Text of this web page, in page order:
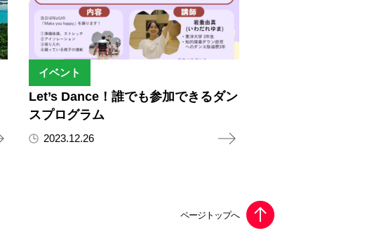
イベント
Let’s Dance！誰でも参加できるダン
スプログラム
2023.12.26